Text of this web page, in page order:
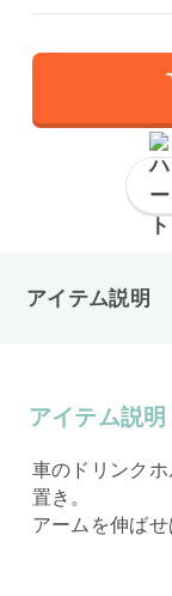
アイテム説明
アイテム説明
車のドリンク
置き。
アームを伸ば